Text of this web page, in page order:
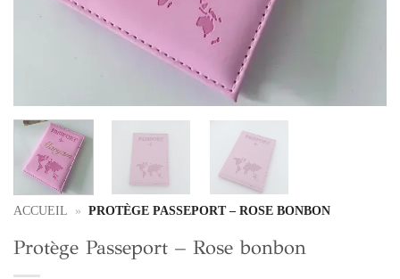
ACCUEIL » PROTÈGE PASSEPORT – ROSE BONBON
Protège Passeport – Rose bonbon